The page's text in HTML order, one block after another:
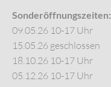
Sonderöffnungszeiten:
09.05.26 10-17 Uhr
15.05.26 geschlossen
18.10.26 10-17 Uhr
05.12.26 10-17 Uhr